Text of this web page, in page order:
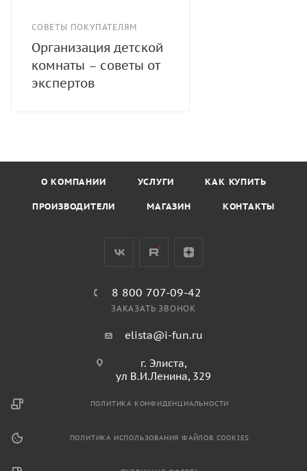
СОВЕТЫ ПОКУПАТЕЛЯМ
Организация детской
комнаты – советы от
экспертов
О КОМПАНИИ УСЛУГИ КАК КУПИТЬ
ПРОИЗВОДИТЕЛИ МАГАЗИН КОНТАКТЫ
8 800 707-09-42
ЗАКАЗАТЬ ЗВОНОК
elista@i-fun.ru
г. Элиста,
ул В.И.Ленина, 329
ПОЛИТИКА КОНФИДЕНЦИАЛЬНОСТИ
ПОЛИТИКА ИСПОЛЬЗОВАНИЯ ФАЙЛОВ COOKIES